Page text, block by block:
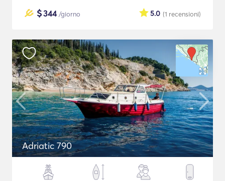
$344/giorno (1 recensioni)
5.0
Adriatic 790